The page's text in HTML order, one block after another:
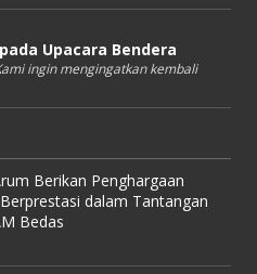
Upacara Bendera
ingin mengingatkan kembali
Berikan Penghargaan
dalam Tantangan
Bedas